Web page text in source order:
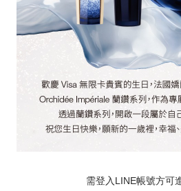
需登入LINE帳號方可